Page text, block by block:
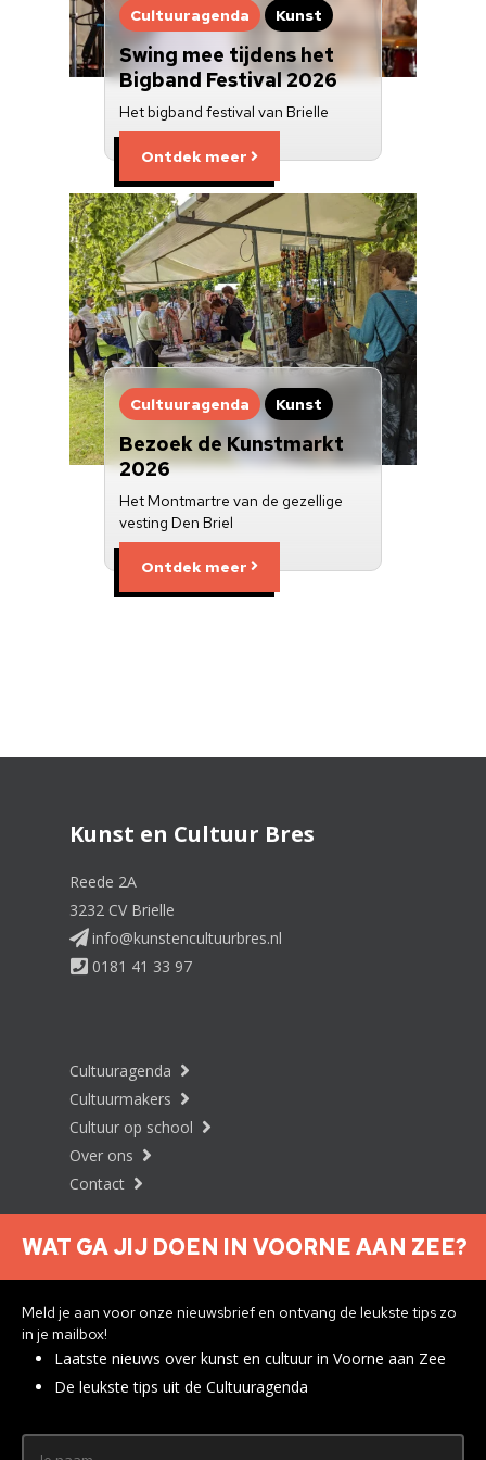
Cultuuragenda Kunst
Swing mee tijdens het
Bigband Festival 2026
Het bigband festival van Brielle
Ontdek meer
Cultuuragenda Kunst
Bezoek de Kunstmarkt
2026
Het Montmartre van de gezellige
vesting Den Briel
Ontdek meer
Kunst en Cultuur Bres
Reede 2A
3232 CV Brielle
info@kunstencultuurbres.nl
0181 41 33 97
Cultuuragenda
Cultuurmakers
Cultuur op school
Over ons
Contact
Nieuwsbrief aanmelden
Privacyverklaring
WAT GA JIJ DOEN IN VOORNE AAN ZEE?
Meld je aan voor onze nieuwsbrief en ontvang de leukste tips zo
in je mailbox!
Laatste nieuws over kunst en cultuur in Voorne aan Zee
De leukste tips uit de Cultuuragenda